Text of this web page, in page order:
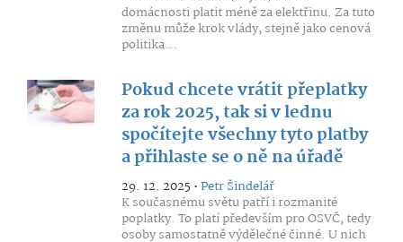
domácnosti platit méně za elektřinu. Za tuto
změnu může krok vlády, stejně jako cenová
politika...
Pokud chcete vrátit přeplatky
za rok 2025, tak si v lednu
spočítejte všechny tyto platby
a přihlaste se o ně na úřadě
29. 12. 2025 •Petr Šindelář
K současnému světu patří i rozmanité
poplatky. To platí především pro OSVČ, tedy
osoby samostatně výdělečné činné. U nich